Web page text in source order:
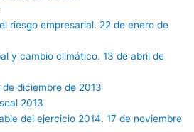
riesgo empresarial. 22 de enero de
y cambio climático. 13 de abril de
diciembre de 2013
2013
del ejercicio 2014. 17 de noviembre